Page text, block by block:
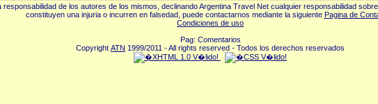
de los autores de los mismos, declinando Argentina Travel Net cualquier responsabilidad
constituyen una injuria o incurren en falsedad, puede contactarnos mediante la siguiente Pagina de
Condiciones de uso
Pag: Comentarios
Copyright ATN 1999/2011 - All rights reserved - Todos los derechos reservados